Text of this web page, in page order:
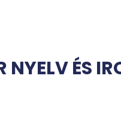
NYELV ÉS